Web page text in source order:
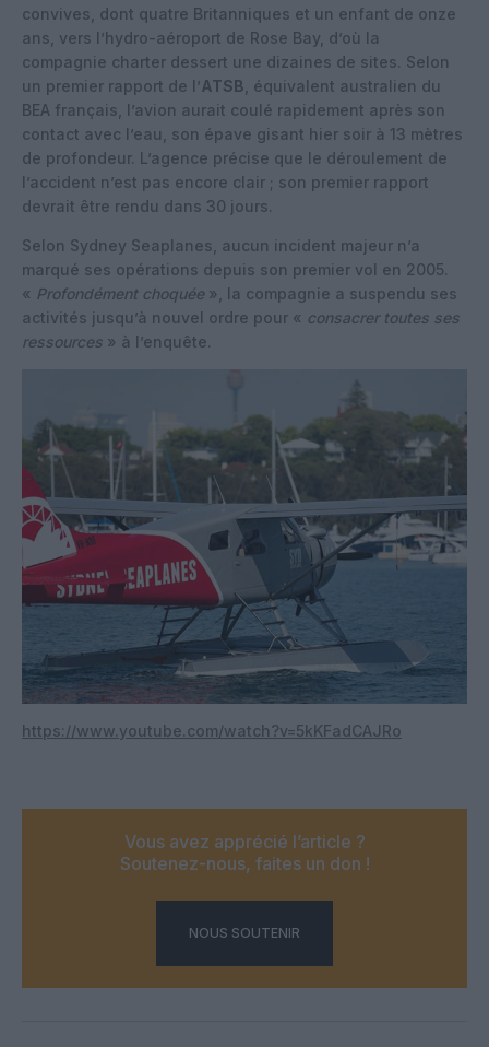
convives, dont quatre Britanniques et un enfant de onze
ans, vers l’hydro-aéroport de Rose Bay, d’où la
compagnie charter dessert une dizaines de sites. Selon
un premier rapport de l’ATSB , équivalent australien du
BEA français, l’avion aurait coulé rapidement après son
contact avec l’eau, son épave gisant hier soir à 13 mètres
de profondeur. L’agence précise que le déroulement de
l’accident n’est pas encore clair ; son premier rapport
devrait être rendu dans 30 jours.
Selon Sydney Seaplanes, aucun incident majeur n’a
marqué ses opérations depuis son premier vol en 2005.
« Profondément choquée », la compagnie a suspendu ses
activités jusqu’à nouvel ordre pour « consacrer toutes ses
ressources » à l’enquête.
https://www.youtube.com/watch?v=5kKFadCAJRo
Vous avez apprécié l’article ?
Soutenez-nous, faites un don !
NOUS SOUTENIR